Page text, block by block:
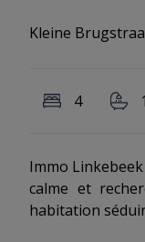
Kleine
4 1
Immo
calme et
habitation